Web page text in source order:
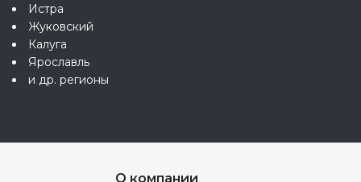
Истра
Жуковский
Калуга
Ярославль
и др. регионы
О компании